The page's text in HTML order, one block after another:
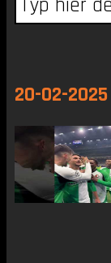
20-02-2025